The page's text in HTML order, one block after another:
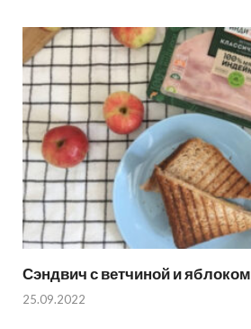
Сэндвич с ветчиной и яблоком
25.09.2022